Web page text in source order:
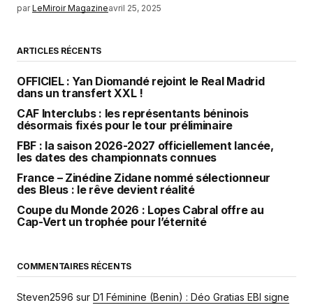
par LeMiroir Magazineavril 25, 2025
ARTICLES RÉCENTS
OFFICIEL : Yan Diomandé rejoint le Real Madrid
dans un transfert XXL !
CAF Interclubs : les représentants béninois
désormais fixés pour le tour préliminaire
FBF : la saison 2026-2027 officiellement lancée,
les dates des championnats connues
France – Zinédine Zidane nommé sélectionneur
des Bleus : le rêve devient réalité
Coupe du Monde 2026 : Lopes Cabral offre au
Cap-Vert un trophée pour l’éternité
COMMENTAIRES RÉCENTS
Steven2596 sur D1 Féminine (Benin) : Déo Gratias EBI signe